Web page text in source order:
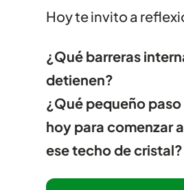
Hoy te invito a
¿Qué barreras
detienen?
¿Qué pequeño
hoy para comenzar
ese techo de cristal?